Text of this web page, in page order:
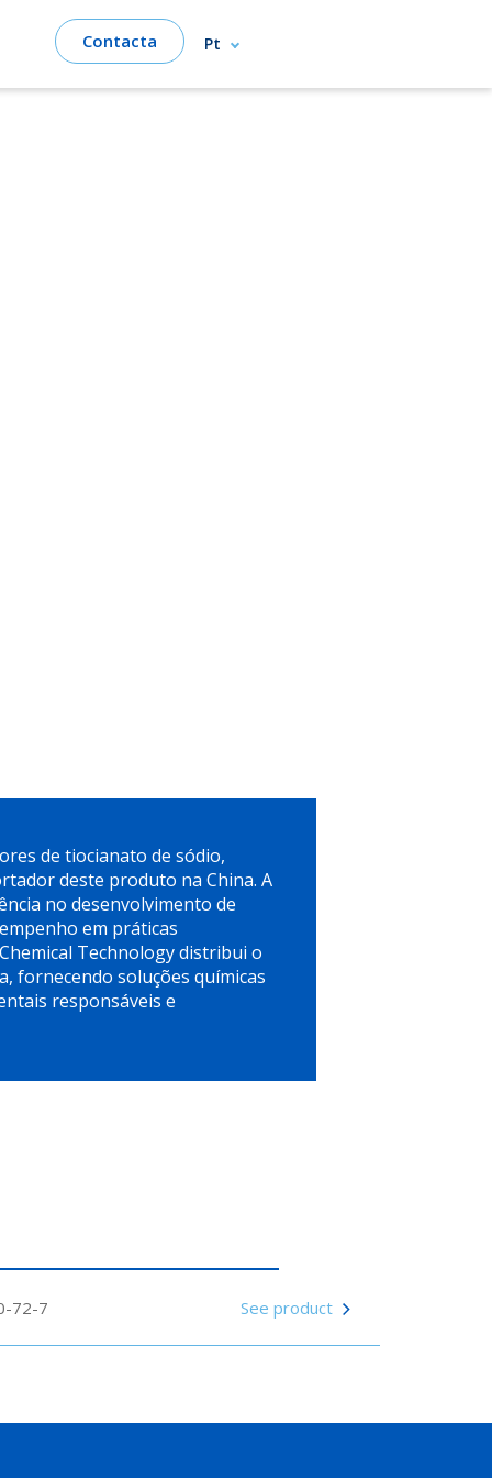
Contacta Pt
de tiocianato de sódio,
deste produto na China. A
no desenvolvimento de
em práticas
Technology distribui o
fornecendo soluções químicas
responsáveis e
72-7 See product